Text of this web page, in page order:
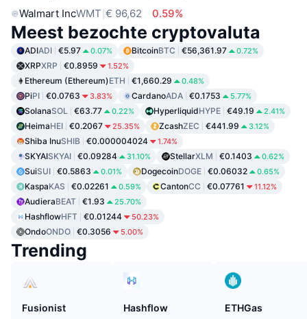
Walmart IncWMT € 96,62 0.59%
Meest bezochte cryptovaluta
ADIADI €5.97 0.07% BitcoinBTC €56,361.97 0.72%
XRPXRP €0.8959 1.52%
Ethereum (Ethereum)ETH €1,660.29 0.48%
PiPI €0.0763 3.83% CardanoADA €0.1753 5.77%
SolanaSOL €63.77 0.22% HyperliquidHYPE €49.19 2.41%
HeimaHEI €0.2067 25.35% ZcashZEC €441.99 3.12%
Shiba InuSHIB €0.000004024 1.74%
SKYAISKYAI €0.09284 31.10% StellarXLM €0.1403 0.62%
SuiSUI €0.5863 0.01% DogecoinDOGE €0.06032 0.65%
KaspaKAS €0.02261 0.59% CantonCC €0.07761 11.12%
AudieraBEAT €1.93 25.70%
HashflowHFT €0.01244 50.23%
OndoONDO €0.3056 5.00%
Trending
Fusionist
Hashflow
ETHGas